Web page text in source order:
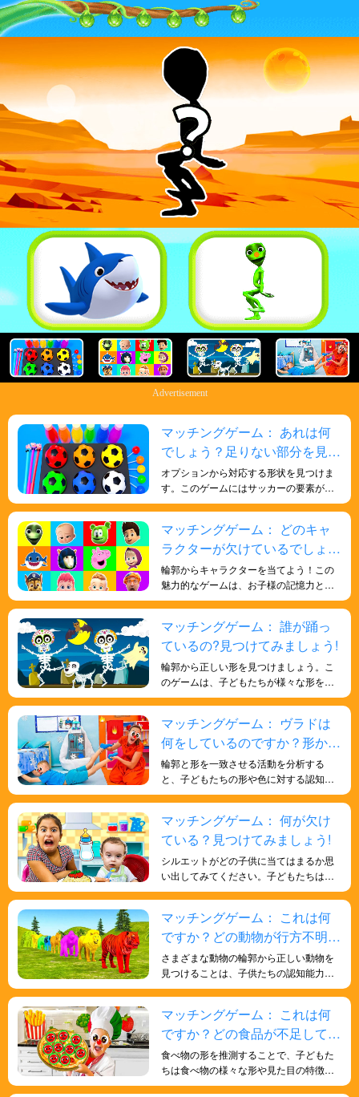
Advertisement
マッチングゲーム： あれは何
でしょう？足りない部分を見つ
けよう！
オプションから対応する形状を見つけま
す。このゲームにはサッカーの要素が組
み込まれており、形状とサッカーの学習
マッチングゲーム： どのキャ
ラクターが欠けているでしょう
か？探してみましょう！
輪郭からキャラクターを当てよう！この
魅力的なゲームは、お子様の記憶力と観
察力を鍛え、植物の形を見分ける能力を
マッチングゲーム： 誰が踊っ
ているの?見つけてみましょう!
輪郭から正しい形を見つけましょう。こ
のゲームは、子どもたちが様々な形を認
識するのに役立ちます。楽しくてワクワ
の記憶力を向上させます。また、子ども
たちの色覚を向上させ、形についてより
深く学ぶのにも役立ちます。
マッチングゲーム： ヴラドは
何をしているのですか？形から
推測してみよう！
輪郭と形を一致させる活動を分析する
と、子どもたちの形や色に対する認知的
理解が深まるだけでなく、観察力、分析
達に有益なトレーニングになります。
マッチングゲーム： 何が欠け
ている？見つけてみましょう!
シルエットがどの子供に当てはまるか思
い出してみてください。子どもたちはこ
のゲームを通して、記憶力という重要な
立つでしょう。
マッチングゲーム： これは何
ですか？どの動物が行方不明で
すか?動物の形を学ぼう！
さまざまな動物の輪郭から正しい動物を
見つけることは、子供たちの認知能力と
記憶力を鍛え、日常生活の知識と形状の
マッチングゲーム： これは何
ですか？どの食品が不足してい
ますか?見つけてみましょう!
食べ物の形を推測することで、子どもた
ちは食べ物の様々な形や見た目の特徴を
学ぶことができます。これは、子どもた